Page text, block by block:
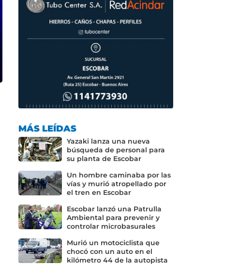
MÁS LEÍDAS
Yazaki lanza una nueva
búsqueda de personal para
su planta de Escobar
Un hombre caminaba por las
vías y murió atropellado por
el tren en Escobar
Escobar lanzó una Patrulla
Ambiental para prevenir y
controlar microbasurales
Murió un motociclista que
chocó con un auto en el
kilómetro 44 de la autopista